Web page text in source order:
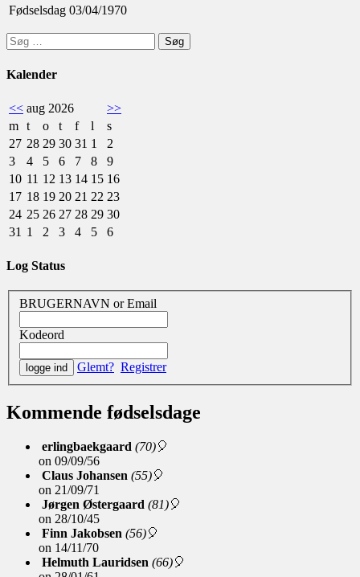
Fødselsdag 03/04/1970
Søg
efter:
Kalender
<< aug 2026
>>
m t o t f l
s
27 28 29 30 31 1
2
3
4 5 6 7 8
9
10 11 12 13 14 15 16
17 18 19 20 21 22 23
24 25 26 27 28 29 30
31 1 2 3 4 5 6
Log Status
BRUGERNAVN or Email
Kodeord
Glemt? Registrer
Kommende fødselsdage
erlingbaekgaard (70)🎈
on 09/09/56
Claus Johansen (55)🎈
on 21/09/71
Jørgen Østergaard (81)🎈
on 28/10/45
Finn Jakobsen (56)🎈
on 14/11/70
Helmuth Lauridsen (66)🎈